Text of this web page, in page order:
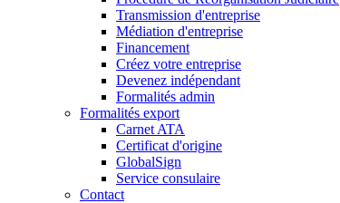
Transmission d'entreprise
Médiation d'entreprise
Financement
Créez votre entreprise
Devenez indépendant
Formalités admin
Formalités export
Carnet ATA
Certificat d'origine
GlobalSign
Service consulaire
Contact